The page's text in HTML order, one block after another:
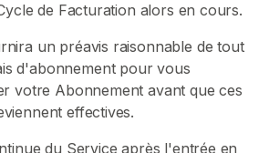
de Facturation alors en cours.
un préavis raisonnable de tout
d'abonnement pour vous
votre Abonnement avant que ces
effectives.
du Service après l'entrée en